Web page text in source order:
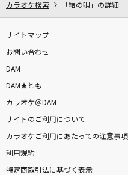
カラオケ検索 「結の唄」の詳細
サイトマップ
お問い合わせ
DAM
DAM★とも
カラオケ＠DAM
サイトのご利用について
カラオケご利用にあたっての注意事項
利用規約
特定商取引法に基づく表示